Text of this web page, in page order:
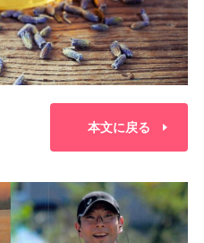
本文に戻る